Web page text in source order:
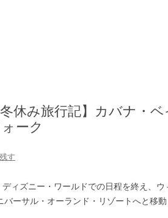
冬休み旅行記】カバナ・
ーク
す
ディズニー・ワールドでの日程を終え、ウ
バーサル・オーランド・リゾートへと移